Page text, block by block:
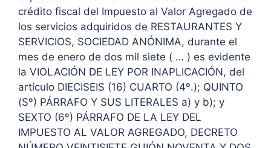
crédito fiscal del Impuesto al Valor Agregado de
los servicios adquiridos de RESTAURANTES Y
SERVICIOS, SOCIEDAD ANÓNIMA, durante el
mes de enero de dos mil siete ( … ) es evidente
la VIOLACIÓN DE LEY POR INAPLICACIÓN, del
artículo DIECISEIS (16) CUARTO (4º.); QUINTO
(Sº) PÁRRAFO Y SUS LITERALES a) y b); y
SEXTO (6º) PÁRRAFO DE LA LEY DEL
IMPUESTO AL VALOR AGREGADO, DECRETO